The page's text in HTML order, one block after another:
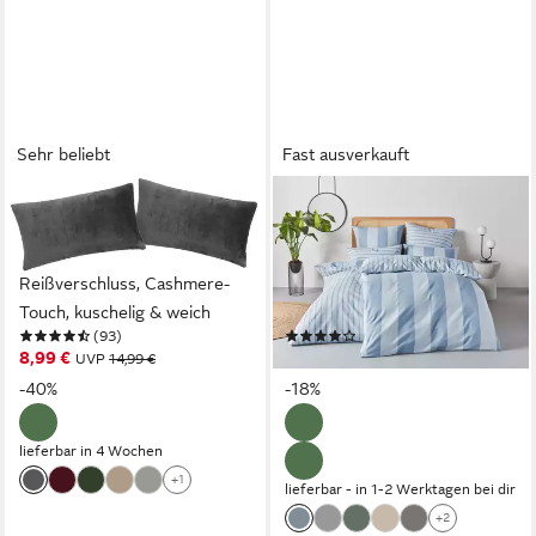
Sehr beliebt
OTTO HOME
Kissenbezug Desner3, (2
Stück), Kissenhülle mit
Reißverschluss, Cashmere-
Touch, kuschelig & weich
(93)
8,99 € UVP 14,99 €
-40%
lieferbar in 4 Wochen
+1
Fast ausverkauft
OTTO HOME
Bettwäsche Sari in
verschiedenen Qualitäten,
Linon, 2 teilig, ab Gr. 135x200
cm, Wendedesign, moderne
Bettwäsche mit Streifen
(1074)
ab 30,49 € UVP36,99 €
-18%
lieferbar - in 1-2 Werktagen bei dir
+2